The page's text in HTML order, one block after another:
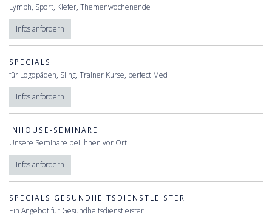
Lymph, Sport, Kiefer, Themenwochenende
Infos anfordern
SPECIALS
für Logopäden, Sling, Trainer Kurse, perfect Med
Infos anfordern
INHOUSE-SEMINARE
Unsere Seminare bei Ihnen vor Ort
Infos anfordern
SPECIALS GESUNDHEITSDIENSTLEISTER
Ein Angebot für Gesundheitsdienstleister